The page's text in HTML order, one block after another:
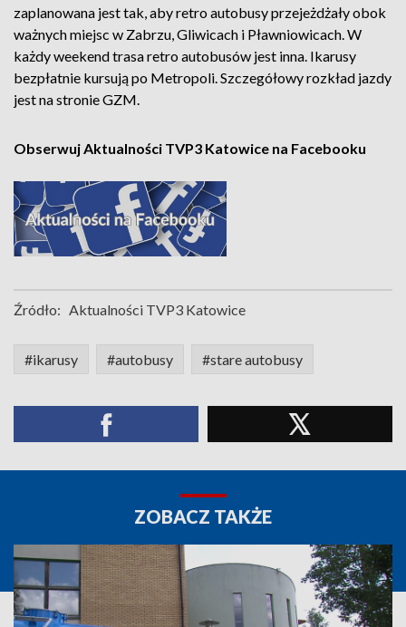
zaplanowana jest tak, aby retro autobusy przejeżdżały obok
ważnych miejsc w Zabrzu, Gliwicach i Pławniowicach. W
każdy weekend trasa retro autobusów jest inna. Ikarusy
bezpłatnie kursują po Metropoli. Szczegółowy rozkład jazdy
jest na stronie GZM.
Obserwuj Aktualności TVP3 Katowice na Facebooku
Źródło: Aktualności TVP3 Katowice
#ikarusy #autobusy #stare autobusy
ZOBACZ TAKŻE